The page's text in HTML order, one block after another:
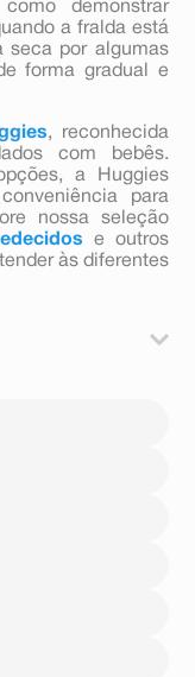
demonstrar
a fralda está
seca por algumas
forma gradual e
, reconhecida
com bebês.
a Huggies
para
nossa seleção
e outros
às diferentes
especialmente
fralda esteja bem